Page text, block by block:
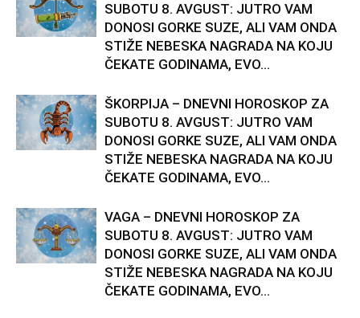
SUBOTU 8. AVGUST: JUTRO VAM
DONOSI GORKE SUZE, ALI VAM ONDA
STIŽE NEBESKA NAGRADA NA KOJU
ČEKATE GODINAMA, EVO...
ŠKORPIJA – DNEVNI HOROSKOP ZA
SUBOTU 8. AVGUST: JUTRO VAM
DONOSI GORKE SUZE, ALI VAM ONDA
STIŽE NEBESKA NAGRADA NA KOJU
ČEKATE GODINAMA, EVO...
VAGA – DNEVNI HOROSKOP ZA
SUBOTU 8. AVGUST: JUTRO VAM
DONOSI GORKE SUZE, ALI VAM ONDA
STIŽE NEBESKA NAGRADA NA KOJU
ČEKATE GODINAMA, EVO...